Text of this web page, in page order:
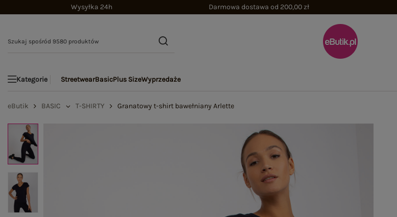
Wysyłka 24h Darmowa dostawa od 200,00 zł
Kategorie StreetwearBasicPlus SizeWyprzedaże
eButik BASIC T-SHIRTY Granatowy t-shirt bawełniany Arlette